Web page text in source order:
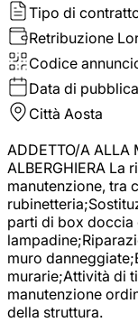
Tipo di
Retribuzione
Codice
Data di
Città Aosta
ADDETTO/A ALLA
ALBERGHIERA
manutenzione, tra
parti di box doccia
muro
murarie;Attività di
manutenzione
della struttura.